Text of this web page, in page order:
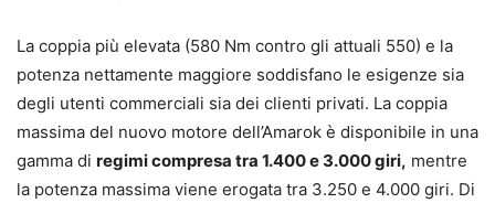
La coppia più elevata (580 Nm contro gli attuali 550) e la
potenza nettamente maggiore soddisfano le esigenze sia
degli utenti commerciali sia dei clienti privati. La coppia
massima del nuovo motore dell’Amarok è disponibile in una
gamma di regimi compresa tra 1.400 e 3.000 giri, mentre
la potenza massima viene erogata tra 3.250 e 4.000 giri. Di